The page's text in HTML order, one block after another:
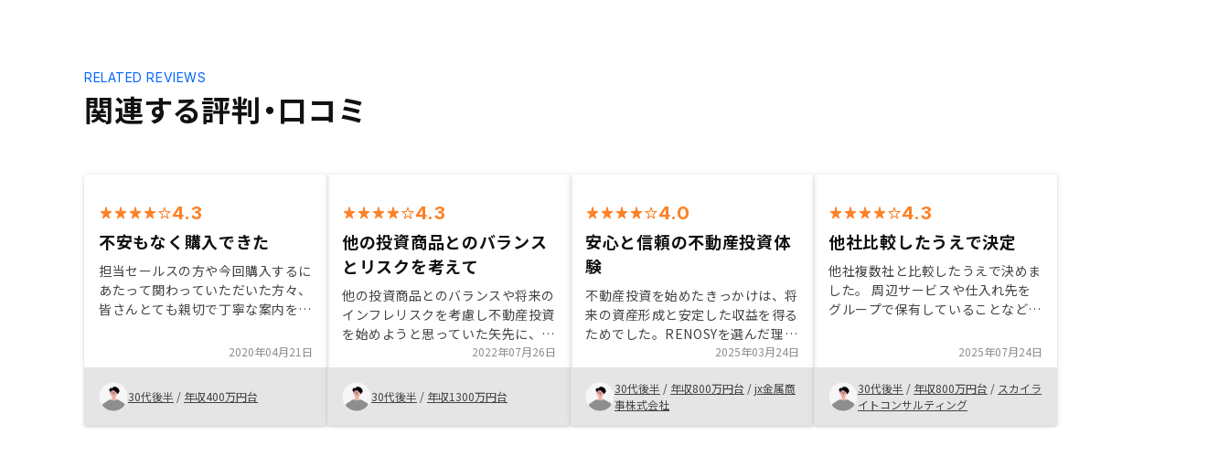
関連する評判・口コミ
RELATED REVIEWS
4.3
不安もなく購入できた
担当セールスの方や今回購入するに
あたって関わっていただいた方々、
皆さんとても親切で丁寧な案内をし
ト・デメリットを確りと説明してい
ただけましたので特に不安もなく今
回購入する事ができました。
2020年04月21日
30代後半 / 年収400万円台
4.3
他の投資商品とのバランス
とリスクを考えて
他の投資商品とのバランスや将来の
インフレリスクを考慮し不動産投資
を始めようと思っていた矢先に、
RENOSYのサービスを知りました。
毎月の支払いが想定よりも安く済み
そうだったことや、説明いただいた
リスクが許容範囲内でしたので、充
分満足な契約が出来たと感じていま
2022年07月26日
30代後半 / 年収1300万円台
4.0
安心と信頼の不動産投資体
験
不動産投資を始めたきっかけは、将
来の資産形成と安定した収益を得る
ためでした。RENOSYを選んだ理由
は、物件選定の質の高さやサポート
の充実度、デジタル完結型の手続き
が魅力的だったからです。初心者で
も安心して始められる点が特におす
すめです。かさ友人紹介の押し売り
2025年03月24日
30代後半 / 年収800万円台 /jx金属商
事株式会社
4.3
他社比較したうえで決定
他社複数社と比較したうえで決めま
した。 周辺サービスや仕入れ先を
グループで保有していることなど、
ったためRENOSYを選びました。
始めたばかりですが、今後数年が楽
しみです。
2025年07月24日
30代後半 / 年収800万円台 / スカイラ
イトコンサルティング